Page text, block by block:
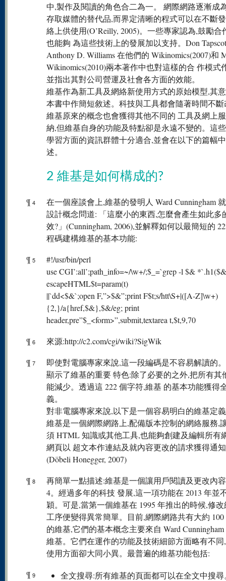
中,製作及閱讀的角色合二為一。 網際網路逐漸成
存取媒體的替代品,而界定清晰的程式可以在不斷
絡上供使用(O’Reilly, 2005)。一些專家認為,鼓勵合
也能夠 為這些技術上的發展加以支持。Don
Anthony D. Williams 在他們的 Wikinomics(2007)和
Wikinomics(2010)兩本著作中也對這樣的合 作模式
並指出其對公司營運及社會各方面的效能。
維基作為新工具及網絡新使用方式的原始模型,其
本書中作簡短敘述。科技與工具都會隨著時間不
維基原來的概念也會獲得其他不同的 工具及網上
納,但維基自身的功能及特點卻是永遠不變的。這
學習方面的資訊群體十分適合,並會在以下的篇幅
述。
2 維基是如何構成的?
¶ 4
在一個座談會上,維基的發明人 Ward Cunningham
設計概念問道: 「這麼小的東西,怎麼會產生如此多
效?」(Cunningham, 2006),並解釋如何以最簡短的
程碼建構維基的基本功能:
¶ 5
#!/usr/bin/perl
use CGI’:all’;path_info=~/\w+/;$_=`grep -l $&
escapeHTML$t=param(t)
||`dd<$&`;open F,”>$&”;print F$t;s/htt\S+|([A-Z]\w+)
{2,}/a{href,$&},$&/eg; print
header,pre”$_<form>”,submit,textarea t,$t,9,70
¶ 6
來源:http://c2.com/cgi/wiki?SigWik
¶ 7
即使對電腦專家來說,這一段編碼是不容易解讀的
顯示了維基的重要 特色:除了必要的之外,把所有其
能減少。透過這 222 個字符,維基 的基本功能獲得
義。
對非電腦專家來說,以下是一個容易明白的維基定
維基是一個網際網路上,配備版本控制的網絡服務,
須 HTML 知識或其他工具,也能夠創建及編輯所有
網頁以 超文本作連結及就內容更改的請求獲得通
(Döbeli Honegger, 2007)
¶ 8
再簡單一點描述:維基是一個讓用戶閱讀及更改內
4。經過多年的科技 發展,這一項功能在 2013 年並
穎。可是,當第一個維基在 1995 年推出的時候,修
工序便變得異常簡單。目前,網際網路共有大約
的維基,它們的基本概念主要來自 Ward
維基。它們在運作的功能及技術細節方面略有不同
使用方面卻大同小異。最普遍的維基功能包括:
¶ 9
全文搜尋:所有維基的頁面都可以在全文中搜尋